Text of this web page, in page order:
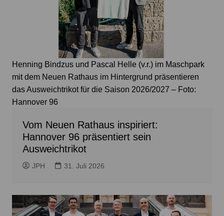
Henning Bindzus und Pascal Helle (v.r.) im Maschpark
mit dem Neuen Rathaus im Hintergrund präsentieren
das Ausweichtrikot für die Saison 2026/2027 – Foto:
Hannover 96
Vom Neuen Rathaus inspiriert:
Hannover 96 präsentiert sein
Ausweichtrikot
JPH 31. Juli 2026